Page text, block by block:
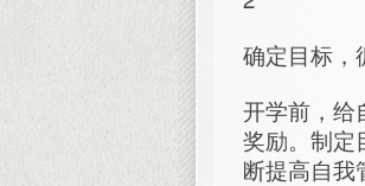
确定目标，
开学前，给
奖励。制定
断提高自我